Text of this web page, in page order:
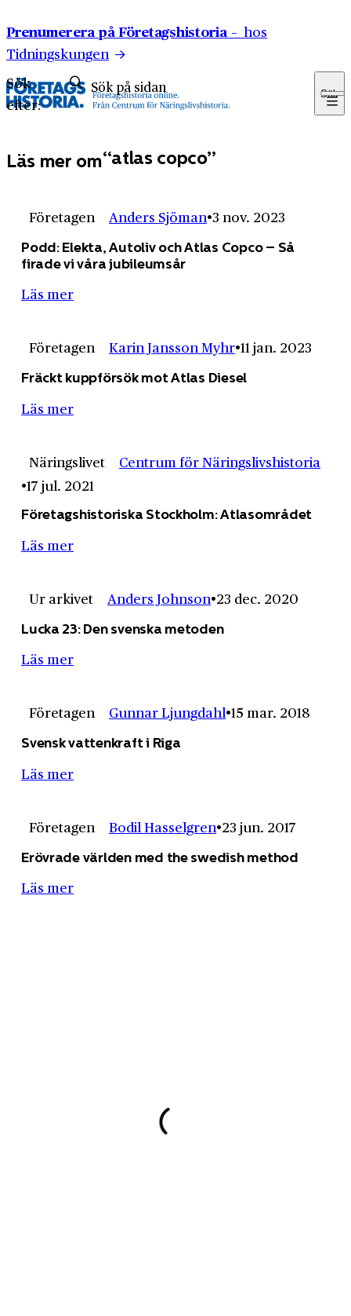
Prenumerera på Företagshistoria – hos
Tidningskungen
Sök
efter:
Sök
Läs mer om atlas copco
Företagen Anders Sjöman 3 nov. 2023
Podd: Elekta, Autoliv och Atlas Copco – Så
firade vi våra jubileumsår
Läs mer
Företagen Karin Jansson Myhr 11 jan. 2023
Fräckt kuppförsök mot Atlas Diesel
Läs mer
Näringslivet
Centrum för Näringslivshistoria
17 jul. 2021
Företagshistoriska Stockholm: Atlasområdet
Läs mer
Ur arkivet Anders Johnson 23 dec. 2020
Lucka 23: Den svenska metoden
Läs mer
Företagen Gunnar Ljungdahl 15 mar. 2018
Svensk vattenkraft i Riga
Läs mer
Företagen Bodil Hasselgren 23 jun. 2017
Erövrade världen med the swedish method
Läs mer